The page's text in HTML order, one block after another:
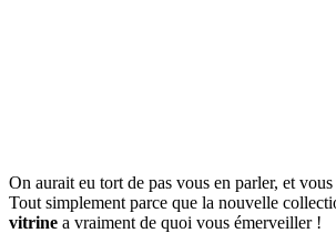
On aurait eu tort de pas vous en parler, et
Tout simplement parce que la nouvelle
vitrine a vraiment de quoi vous émerveiller !